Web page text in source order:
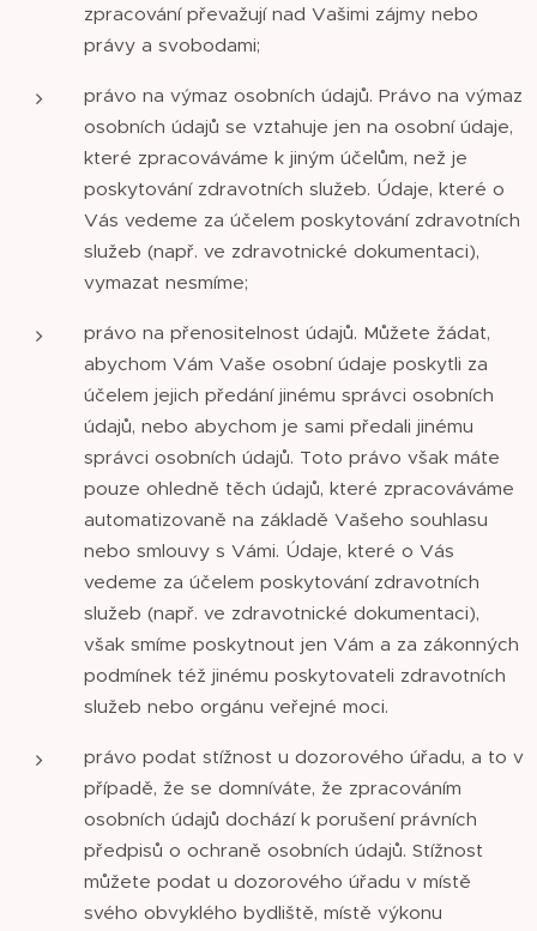
zpracování převažují nad Vašimi zájmy nebo
právy a svobodami;
právo na výmaz osobních údajů. Právo na výmaz
osobních údajů se vztahuje jen na osobní údaje,
které zpracováváme k jiným účelům, než je
poskytování zdravotních služeb. Údaje, které o
Vás vedeme za účelem poskytování zdravotních
služeb (např. ve zdravotnické dokumentaci),
vymazat nesmíme;
právo na přenositelnost údajů. Můžete žádat,
abychom Vám Vaše osobní údaje poskytli za
účelem jejich předání jinému správci osobních
údajů, nebo abychom je sami předali jinému
správci osobních údajů. Toto právo však máte
pouze ohledně těch údajů, které zpracováváme
automatizovaně na základě Vašeho souhlasu
nebo smlouvy s Vámi. Údaje, které o Vás
vedeme za účelem poskytování zdravotních
služeb (např. ve zdravotnické dokumentaci),
však smíme poskytnout jen Vám a za zákonných
podmínek též jinému poskytovateli zdravotních
služeb nebo orgánu veřejné moci.
právo podat stížnost u dozorového úřadu, a to v
případě, že se domníváte, že zpracováním
osobních údajů dochází k porušení právních
předpisů o ochraně osobních údajů. Stížnost
můžete podat u dozorového úřadu v místě
svého obvyklého bydliště, místě výkonu